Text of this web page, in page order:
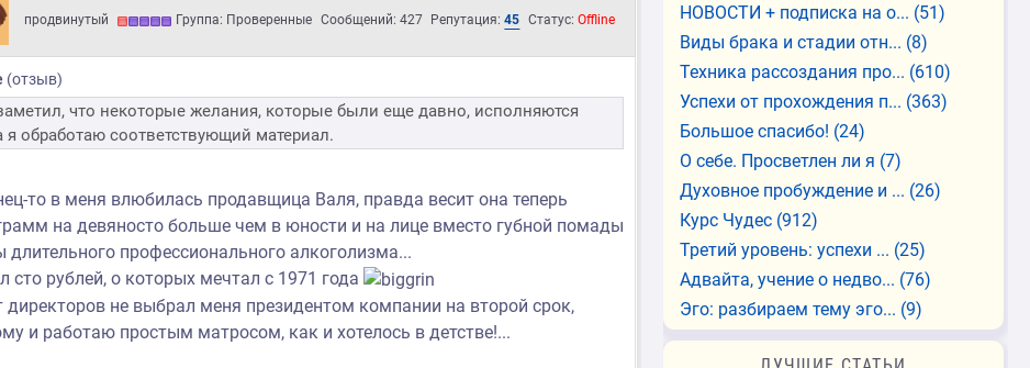
продвинутый Группа: Проверенные Сообщений: 427 Репутация:45 Статус:Offline
(отзыв)
что некоторые желания, которые были еще давно, исполняются
я обработаю соответствующий материал.
то в меня влюбилась продавщица Валя, правда весит она теперь
на девяносто больше чем в юности и на лице вместо губной помады
длительного профессионального алкоголизма...
сто рублей, о которых мечтал с 1971 года
директоров не выбрал меня президентом компании на второй срок,
и работаю простым матросом, как и хотелось в детстве!...
НОВОСТИ + подписка на о... (51)
Виды брака и стадии отн... (8)
Техника рассоздания про... (610)
Успехи от прохождения п... (363)
Большое спасибо! (24)
О себе. Просветлен ли я (7)
Духовное пробуждение и ... (26)
Курс Чудес (912)
Третий уровень: успехи ... (25)
Адвайта, учение о недво... (76)
Эго: разбираем тему эго... (9)